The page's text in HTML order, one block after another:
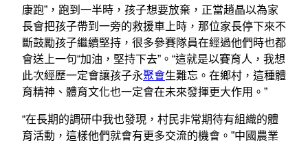
康跑”，跑到一半時，孩子想要放棄，正當趙晶以為家
長會把孩子帶到一旁的救援車上時，那位家長停下來不
斷鼓勵孩子繼續堅持，很多參賽隊員在經過他們時也都
會送上一句“加油，堅持下去”。“這就是以賽育人，我想
此次經歷一定會讓孩子永聚會生難忘。在鄉村，這種體
育精神、體育文化也一定會在未來發揮更大作用。”
“在長期的調研中我也發現，村民非常期待有組織的體
育活動，這樣他們就會有更多交流的機會。”中國農業